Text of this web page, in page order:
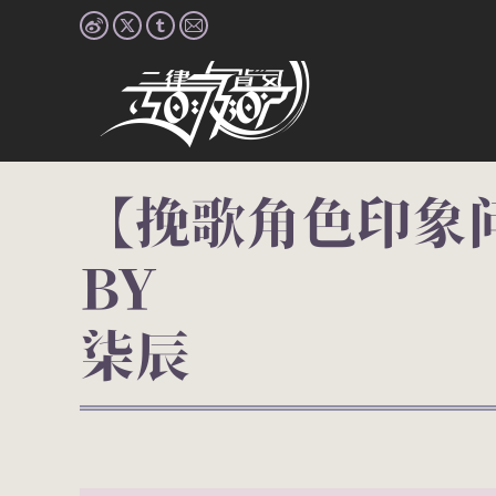
Weibo
page
opens
X
page
opens
in
Tumblr
page
opens
in
new
Mail
page
opens
in
new
【挽歌角色印象
柒辰